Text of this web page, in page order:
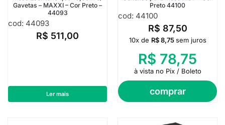
Gavetas – MAXXI – Cor Preto –
44093
cod: 44093
R$ 511,00
Ler mais
Preto 44100
cod: 44100
R$ 87,50
comprar
10x de R$8,75 sem juros
R$ 78,75
à vista no Pix / Boleto